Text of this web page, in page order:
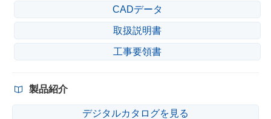
CADデータ
取扱説明書
工事要領書
製品紹介
デジタルカタログを見る